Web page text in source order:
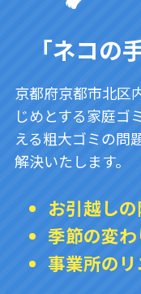
「ネコの
京都府京都市北区
じめとする家庭ゴ
える粗大ゴミの問
解決いたします。
お引越し
季節の変
事業所の